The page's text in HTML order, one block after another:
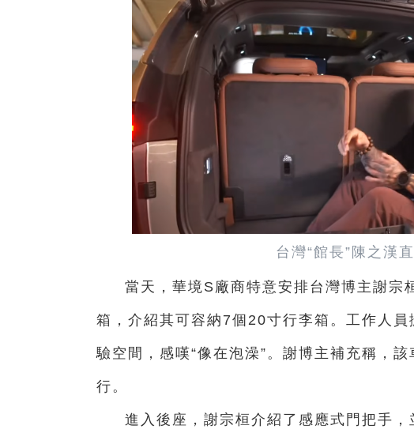
台灣“館長”陳之漢
當天，華境S廠商特意安排台灣博主謝宗
箱，介紹其可容納7個20寸行李箱。工作人
驗空間，感嘆“像在泡澡”。謝博主補充稱，
行。
進入後座，謝宗桓介紹了感應式門把手